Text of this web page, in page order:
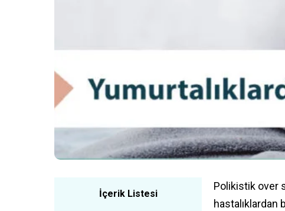
İçerik Listesi
Polikistik over
hastalıklardan